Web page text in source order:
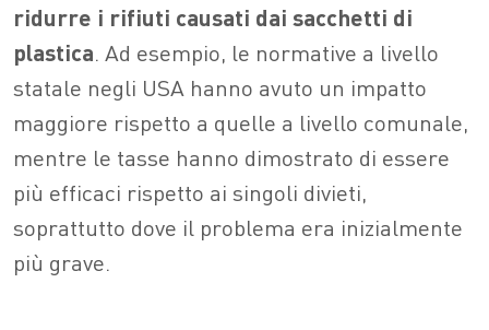
ridurre i rifiuti causati dai sacchetti di
plastica. Ad esempio, le normative a livello
statale negli USA hanno avuto un impatto
maggiore rispetto a quelle a livello comunale,
mentre le tasse hanno dimostrato di essere
più efficaci rispetto ai singoli divieti,
soprattutto dove il problema era inizialmente
più grave.